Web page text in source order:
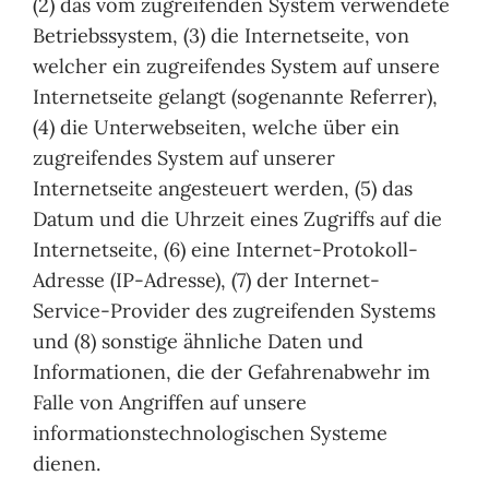
Betriebssystem, (3) die Internetseite, von
welcher ein zugreifendes System auf unsere
Internetseite gelangt (sogenannte Referrer),
(4) die Unterwebseiten, welche über ein
zugreifendes System auf unserer
Internetseite angesteuert werden, (5) das
Datum und die Uhrzeit eines Zugriffs auf die
Internetseite, (6) eine Internet-Protokoll-
Adresse (IP-Adresse), (7) der Internet-
Service-Provider des zugreifenden Systems
und (8) sonstige ähnliche Daten und
Informationen, die der Gefahrenabwehr im
Falle von Angriffen auf unsere
informationstechnologischen Systeme
dienen.